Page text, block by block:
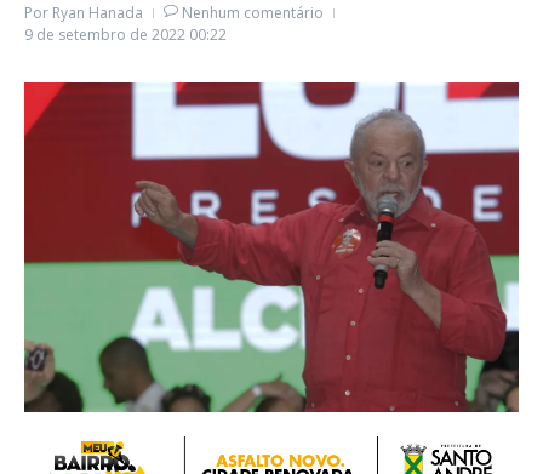
Por Ryan Hanada
Nenhum comentário
9 de setembro de 2022 00:22